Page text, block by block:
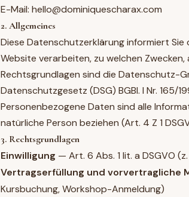
E-Mail: hello@dominiquescharax.com
2. Allgemeines
Diese Datenschutzerklärung informiert
Website verarbeiten, zu welchen
Rechtsgrundlagen sind die Datenschutz-
Datenschutzgesetz (DSG) BGBl. I Nr. 165/
Personenbezogene Daten sind alle
natürliche Person beziehen (Art. 4 Z 1
3. Rechtsgrundlagen
Einwilligung — Art. 6 Abs. 1 lit. a DSGVO
Vertragserfüllung und vorvertragliche
Kursbuchung, Workshop-Anmeldung)